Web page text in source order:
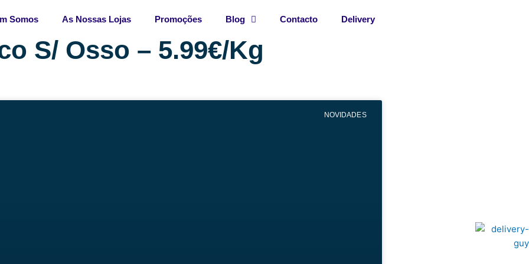
Somos As Nossas Lojas Promoções Blog Contacto Delivery
S/ Osso – 5.99€/Kg
NOVIDADES